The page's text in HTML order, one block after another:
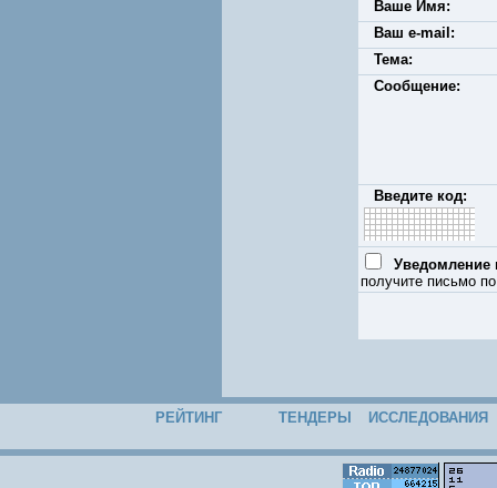
Ваше Имя:
Ваш e-mail:
Тема:
Сообщение:
Введите код:
Уведомление
получите письмо
РЕЙТИНГ ТЕНДЕРЫ ИССЛЕДОВАНИЯ